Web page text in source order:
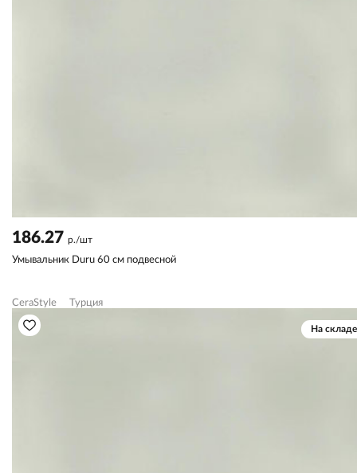
186.27 р./шт
Умывальник Duru 60 см подвесной
CeraStyle Турция
На складе